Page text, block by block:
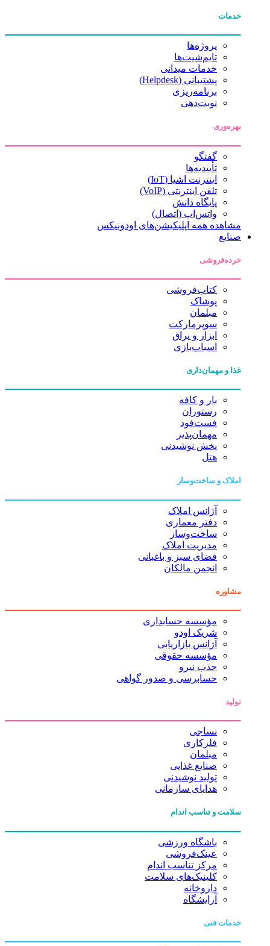
خدمات
پروژه‌ها
تایم‌شیت‌ها
خدمات میدانی
پشتیبانی (Helpdesk)
برنامه‌ریزی
نوبت‌دهی
بهره‌وری
گفتگو
تأییدیه‌ها
اینترنت اشیا (IoT)
تلفن اینترنتی (VoIP)
پایگاه دانش
واتس‌اپ (اتصال)
مشاهده همه اپلیکیشن‌های اودونیکس
صنایع
خرده‌فروشی
کتاب‌فروشی
پوشاک
مبلمان
سوپرمارکت
ابزار و یراق
اسباب‌بازی
غذا و مهمان‌داری
بار و کافه
رستوران
فست‌فود
مهمان‌پذیر
پخش نوشیدنی
هتل
املاک و ساخت‌وساز
آژانس املاک
دفتر معماری
ساخت‌وساز
مدیریت املاک
فضای سبز و باغبانی
انجمن مالکان
مشاوره
مؤسسه حسابداری
شریک اودو
آژانس بازاریابی
مؤسسه حقوقی
جذب نیرو
حسابرسی و صدور گواهی
تولید
نساجی
فلزکاری
مبلمان
صنایع غذایی
تولید نوشیدنی
هدایای سازمانی
سلامت و تناسب اندام
باشگاه ورزشی
عینک‌فروشی
مرکز تناسب اندام
کلینیک‌های سلامت
داروخانه
آرایشگاه
خدمات فنی